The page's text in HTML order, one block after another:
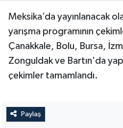
Meksika’da yayınlanacak
yarışma programının
Çanakkale, Bolu, Bursa,
Zonguldak ve Bartın'da
çekimler tamamlandı.
Paylaş